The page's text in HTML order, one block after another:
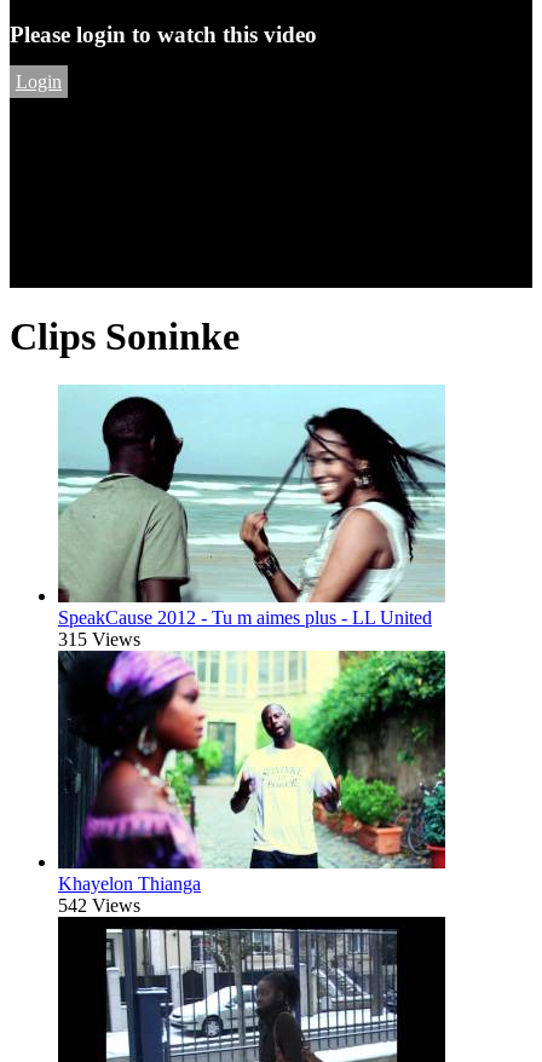
Please login to watch this video
Login
Clips Soninke
SpeakCause 2012 - Tu m aimes plus - LL United
315 Views
Khayelon Thianga
542 Views